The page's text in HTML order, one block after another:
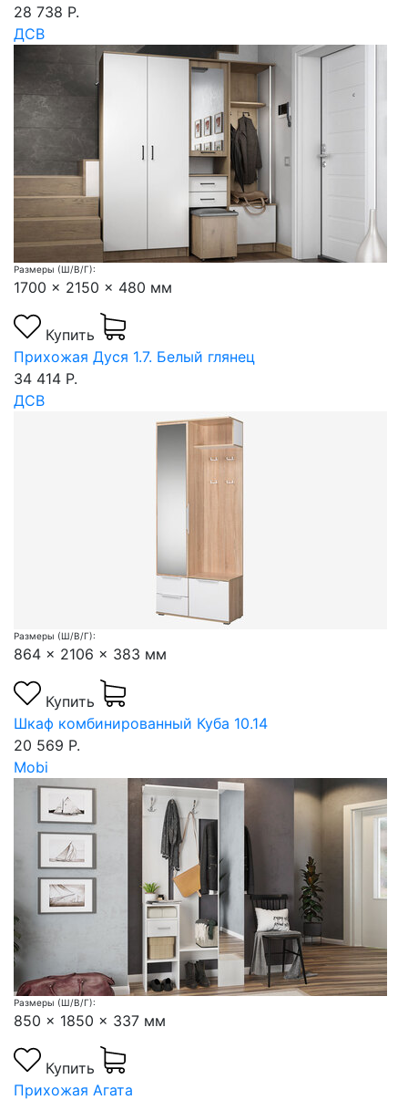
28 738 Р.
ДСВ
Размеры (Ш/В/Г):
1700 x 2150 x 480 мм
Купить
Прихожая Дуся 1.7. Белый глянец
34 414 Р.
ДСВ
Размеры (Ш/В/Г):
864 x 2106 x 383 мм
Купить
Шкаф комбинированный Куба 10.14
20 569 Р.
Mobi
Размеры (Ш/В/Г):
850 x 1850 x 337 мм
Купить
Прихожая Агата